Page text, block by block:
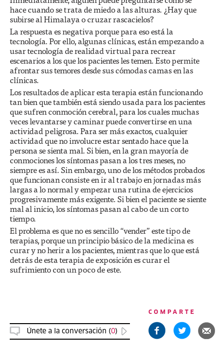
hace cuando se trata de miedo a las alturas. ¿Hay que
subirse al Himalaya o cruzar rascacielos?
La respuesta es negativa porque para eso está la
tecnología. Por ello, algunas clínicas, están empezando a
usar tecnología de realidad virtual para recrear
escenarios a los que los pacientes les temen. Esto permite
afrontar sus temores desde sus cómodas camas en las
clínicas.
Los resultados de aplicar esta terapia están funcionando
tan bien que también está siendo usada para los pacientes
que sufren conmoción cerebral, para los cuales muchas
veces levantarse y caminar puede convertirse en una
actividad peligrosa. Para ser más exactos, cualquier
actividad que no involucre estar sentado hace que la
persona se sienta mal. Si bien, en la gran mayoría de
conmociones los síntomas pasan a los tres meses, no
siempre es así. Sin embargo, uno de los métodos probados
que funcionan consiste en ir al trabajo en jornadas más
largas a lo normal y empezar una rutina de ejercicios
progresivamente más exigente. Si bien el paciente se siente
mal al inicio, los síntomas pasan al cabo de un corto
tiempo.
El problema es que no es sencillo “vender” este tipo de
terapias, porque un principio básico de la medicina es
curar y no herir a los pacientes, mientras que lo que está
detrás de esta terapia de exposición es curar el
sufrimiento con un poco de este.
Únete a la conversación (0)
COMPARTE